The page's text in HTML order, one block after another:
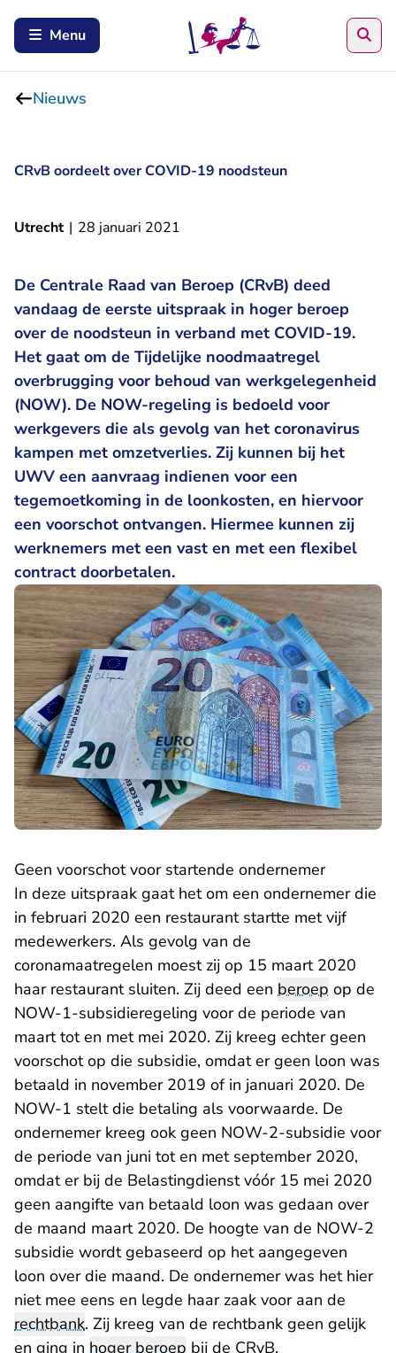
Menu
Nieuws
CRvB oordeelt over COVID-19 noodsteun
Utrecht | 28 januari 2021
De Centrale Raad van Beroep (CRvB) deed
vandaag de eerste uitspraak in hoger beroep
over de noodsteun in verband met COVID-19.
Het gaat om de Tijdelijke noodmaatregel
overbrugging voor behoud van werkgelegenheid
(NOW). De NOW-regeling is bedoeld voor
werkgevers die als gevolg van het coronavirus
kampen met omzetverlies. Zij kunnen bij het
UWV een aanvraag indienen voor een
tegemoetkoming in de loonkosten, en hiervoor
een voorschot ontvangen. Hiermee kunnen zij
werknemers met een vast en met een flexibel
contract doorbetalen.
Geen voorschot voor startende ondernemer
In deze uitspraak gaat het om een ondernemer die
in februari 2020 een restaurant startte met vijf
medewerkers. Als gevolg van de
coronamaatregelen moest zij op 15 maart 2020
haar restaurant sluiten. Zij deed een beroep op de
NOW-1-subsidieregeling voor de periode van
maart tot en met mei 2020. Zij kreeg echter geen
voorschot op die subsidie, omdat er geen loon was
betaald in november 2019 of in januari 2020. De
NOW-1 stelt die betaling als voorwaarde. De
ondernemer kreeg ook geen NOW-2-subsidie voor
de periode van juni tot en met september 2020,
omdat er bij de Belastingdienst vóór 15 mei 2020
geen aangifte van betaald loon was gedaan over
de maand maart 2020. De hoogte van de NOW-2
subsidie wordt gebaseerd op het aangegeven
loon over die maand. De ondernemer was het hier
niet mee eens en legde haar zaak voor aan de
rechtbank. Zij kreeg van de rechtbank geen gelijk
en ging in hoger beroep bij de CRvB.